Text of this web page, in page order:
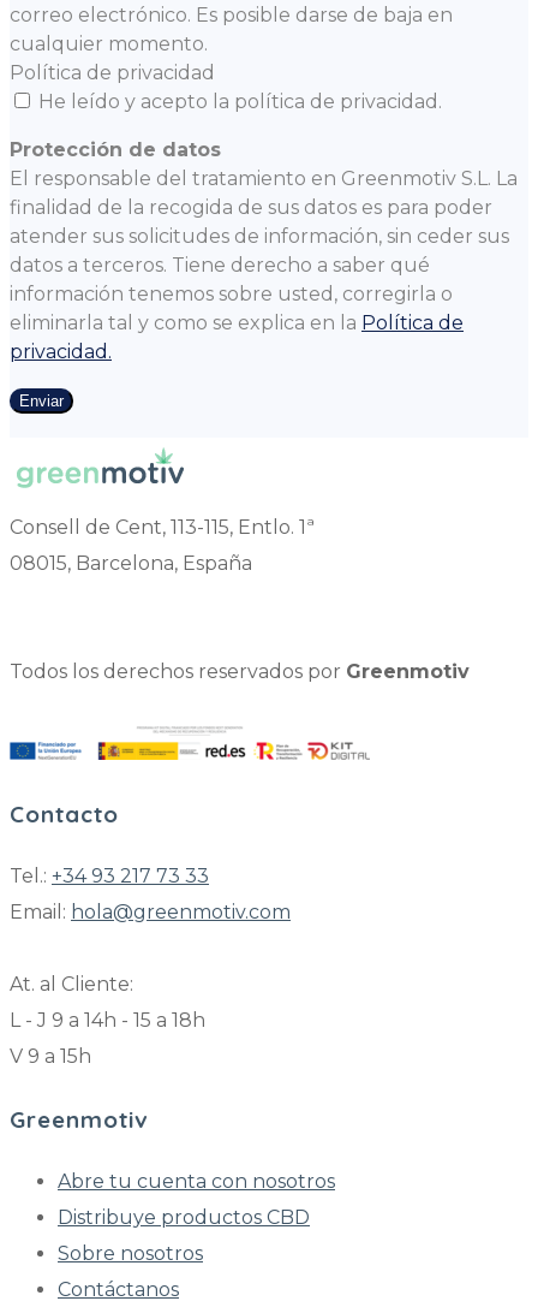
correo electrónico. Es posible darse de baja en
cualquier momento.
Política de privacidad
He leído y acepto la política de privacidad.
Protección de datos
El responsable del tratamiento en Greenmotiv S.L. La
finalidad de la recogida de sus datos es para poder
atender sus solicitudes de información, sin ceder sus
datos a terceros. Tiene derecho a saber qué
información tenemos sobre usted, corregirla o
eliminarla tal y como se explica en la Política de
privacidad.
Enviar
Consell de Cent, 113-115, Entlo. 1ª
08015, Barcelona, España
Todos los derechos reservados por Greenmotiv
Contacto
Tel.: +34 93 217 73 33
Email: hola@greenmotiv.com
At. al Cliente:
L - J 9 a 14h - 15 a 18h
V 9 a 15h
Greenmotiv
Abre tu cuenta con nosotros
Distribuye productos CBD
Sobre nosotros
Contáctanos